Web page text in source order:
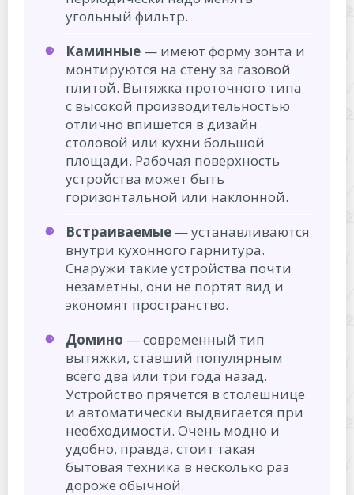
угольный фильтр.
Каминные — имеют форму зонта и
монтируются на стену за газовой
плитой. Вытяжка проточного типа
с высокой производительностью
отлично впишется в дизайн
столовой или кухни большой
площади. Рабочая поверхность
устройства может быть
горизонтальной или наклонной.
Встраиваемые — устанавливаются
внутри кухонного гарнитура.
Снаружи такие устройства почти
незаметны, они не портят вид и
экономят пространство.
Домино — современный тип
вытяжки, ставший популярным
всего два или три года назад.
Устройство прячется в столешнице
и автоматически выдвигается при
необходимости. Очень модно и
удобно, правда, стоит такая
бытовая техника в несколько раз
дороже обычной.